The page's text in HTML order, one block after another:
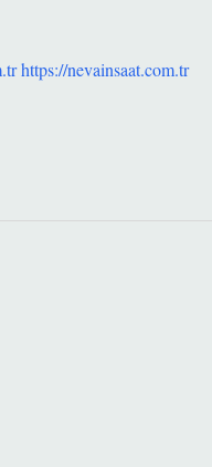
https://nevainsaat.com.tr